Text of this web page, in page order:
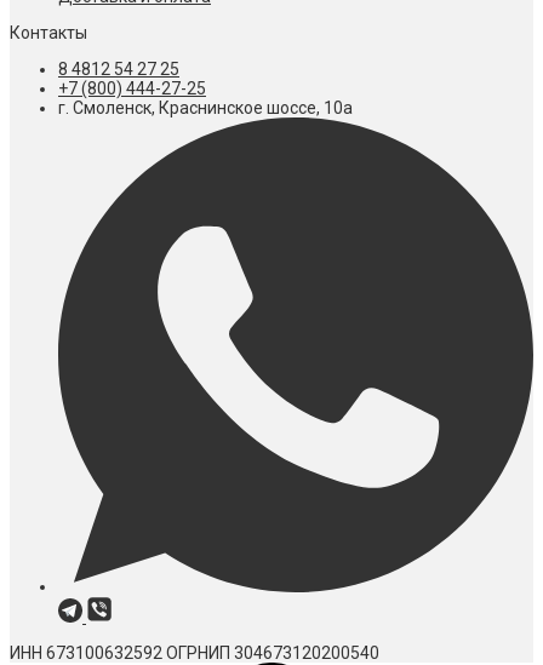
Контакты
8 4812 54 27 25
+7 (800) 444-27-25
г. Смоленск, Краснинское шоссе, 10а
ИНН 673100632592 ОГРНИП 304673120200540